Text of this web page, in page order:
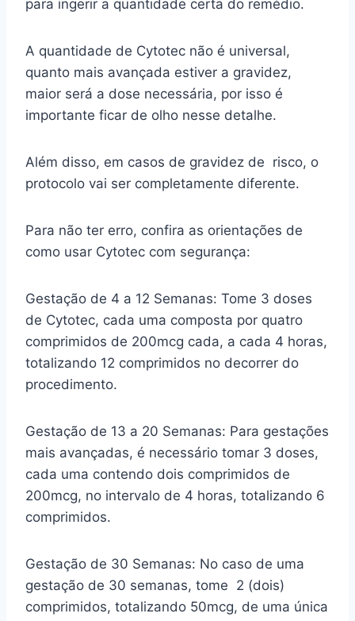
para ingerir a quantidade certa do remédio.
A quantidade de Cytotec não é universal,
quanto mais avançada estiver a gravidez,
maior será a dose necessária, por isso é
importante ficar de olho nesse detalhe.
Além disso, em casos de gravidez de risco, o
protocolo vai ser completamente diferente.
Para não ter erro, confira as orientações de
como usar Cytotec com segurança:
Gestação de 4 a 12 Semanas: Tome 3 doses
de Cytotec, cada uma composta por quatro
comprimidos de 200mcg cada, a cada 4 horas,
totalizando 12 comprimidos no decorrer do
procedimento.
Gestação de 13 a 20 Semanas: Para gestações
mais avançadas, é necessário tomar 3 doses,
cada uma contendo dois comprimidos de
200mcg, no intervalo de 4 horas, totalizando 6
comprimidos.
Gestação de 30 Semanas: No caso de uma
gestação de 30 semanas, tome 2 (dois)
comprimidos, totalizando 50mcg, de uma única